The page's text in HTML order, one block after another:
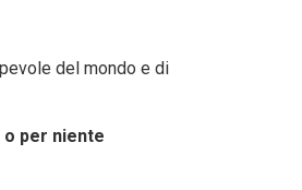
del mondo e di
o per niente